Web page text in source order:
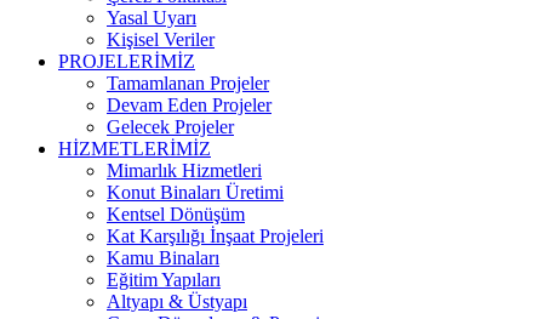
Yasal Uyarı
Kişisel Veriler
PROJELERİMİZ
Tamamlanan Projeler
Devam Eden Projeler
Gelecek Projeler
HİZMETLERİMİZ
Mimarlık Hizmetleri
Konut Binaları Üretimi
Kentsel Dönüşüm
Kat Karşılığı İnşaat Projeleri
Kamu Binaları
Eğitim Yapıları
Altyapı & Üstyapı